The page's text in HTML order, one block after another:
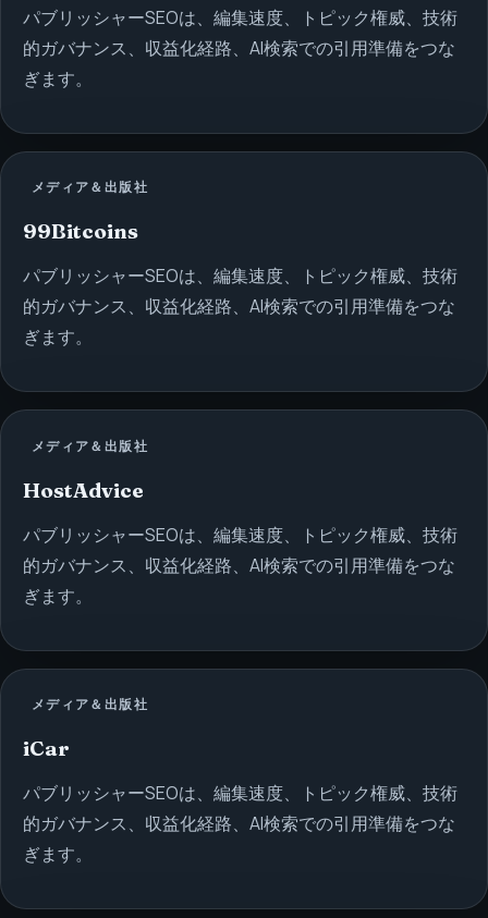
パブリッシャーSEOは、編集速度、トピック権威、技術
的ガバナンス、収益化経路、AI検索での引用準備をつな
ぎます。
メディア＆出版社
99Bitcoins
パブリッシャーSEOは、編集速度、トピック権威、技術
的ガバナンス、収益化経路、AI検索での引用準備をつな
ぎます。
メディア＆出版社
HostAdvice
パブリッシャーSEOは、編集速度、トピック権威、技術
的ガバナンス、収益化経路、AI検索での引用準備をつな
ぎます。
メディア＆出版社
iCar
パブリッシャーSEOは、編集速度、トピック権威、技術
的ガバナンス、収益化経路、AI検索での引用準備をつな
ぎます。